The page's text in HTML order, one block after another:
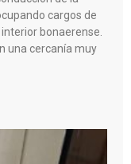
cargos de
bonaerense.
una cercanía muy